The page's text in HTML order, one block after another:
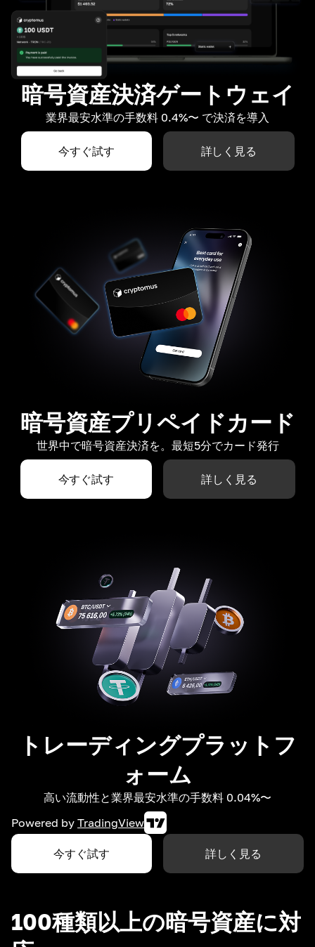
暗号資産決済ゲートウェイ
業界最安水準の手数料 0.4%〜 で決済を導入
今すぐ試す 詳しく見る
暗号資産プリペイドカード
世界中で暗号資産決済を。最短5分でカード発行
今すぐ試す 詳しく見る
トレーディングプラットフ
ォーム
高い流動性と業界最安水準の手数料 0.04%〜
Powered by TradingView
今すぐ試す 詳しく見る
100種類以上の暗号資産に対